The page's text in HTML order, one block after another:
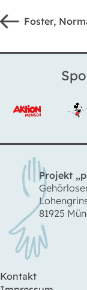
Foster,
Projekt
81925
Kontakt